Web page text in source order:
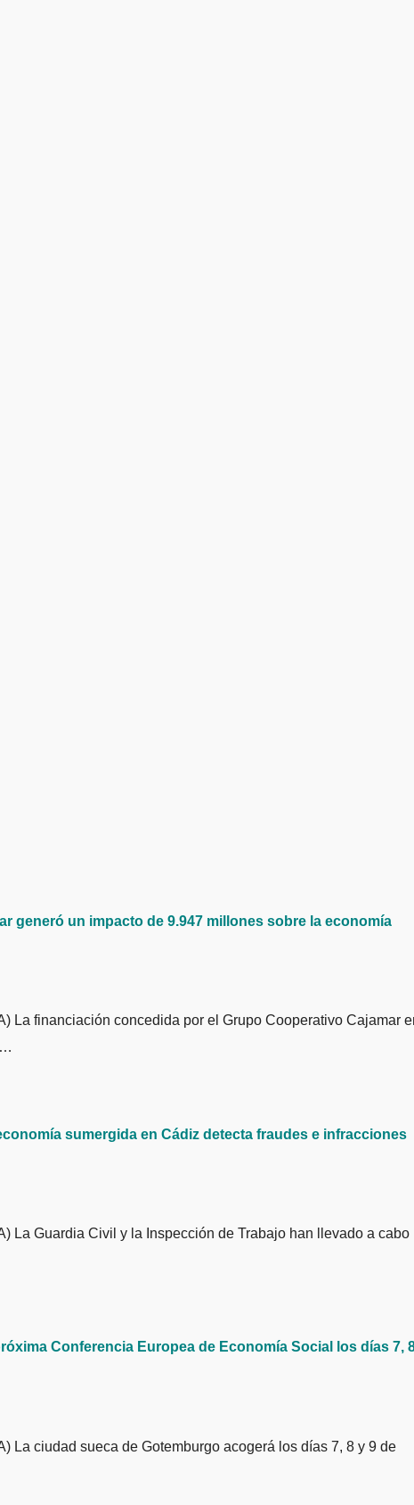
generó un impacto de 9.947 millones sobre la economía
sumergida en Cádiz detecta fraudes e infracciones
Conferencia Europea de Economía Social los días 7,